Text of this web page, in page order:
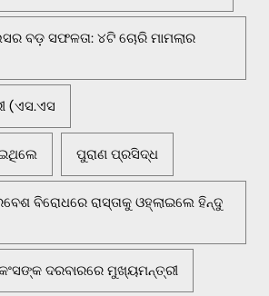
ବଡ଼ ସଫଳତା: ୪ଟି ଚୋରି ମାମଲାର
(ଏସ.ଏସ
ପୁରାଣ ପ୍ରସିଦ୍ଧ
ବିରୋଧରେ ରାସ୍ତାକୁ ଓହ୍ଲାଇଲେ ହିନ୍ଦୁ
ଦରବାରରେ ମୁଖ୍ୟମନ୍ତ୍ରୀ